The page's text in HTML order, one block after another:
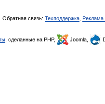
Обратная связь: Техподдержка Реклама
, сделанные на PHP, Joomla,